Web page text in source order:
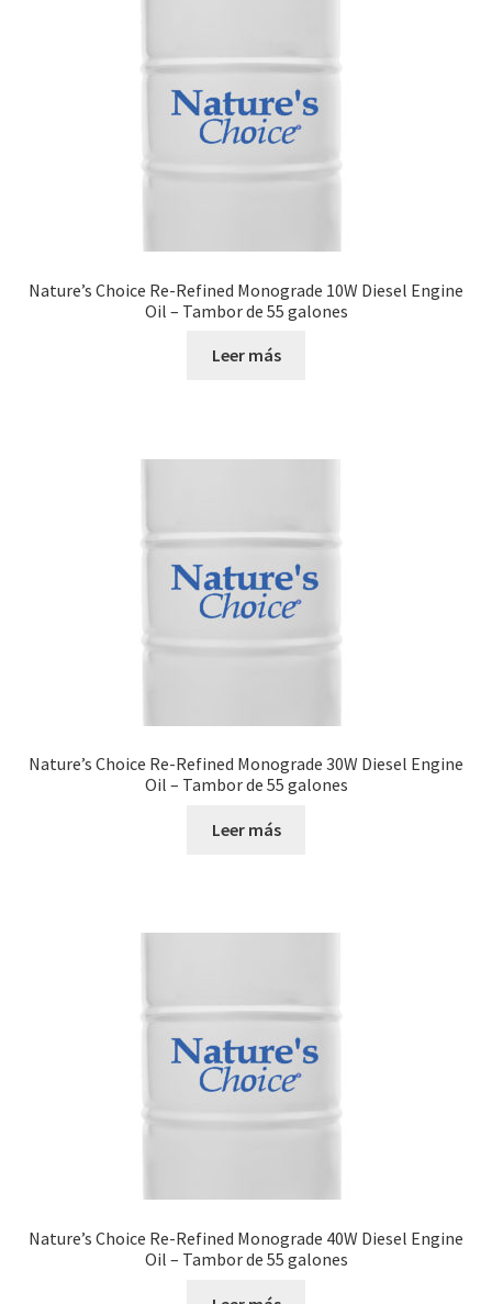
Nature’s Choice Re-Refined Monograde 10W Diesel Engine
Oil – Tambor de 55 galones
Leer más
Nature’s Choice Re-Refined Monograde 30W Diesel Engine
Oil – Tambor de 55 galones
Leer más
Nature’s Choice Re-Refined Monograde 40W Diesel Engine
Oil – Tambor de 55 galones